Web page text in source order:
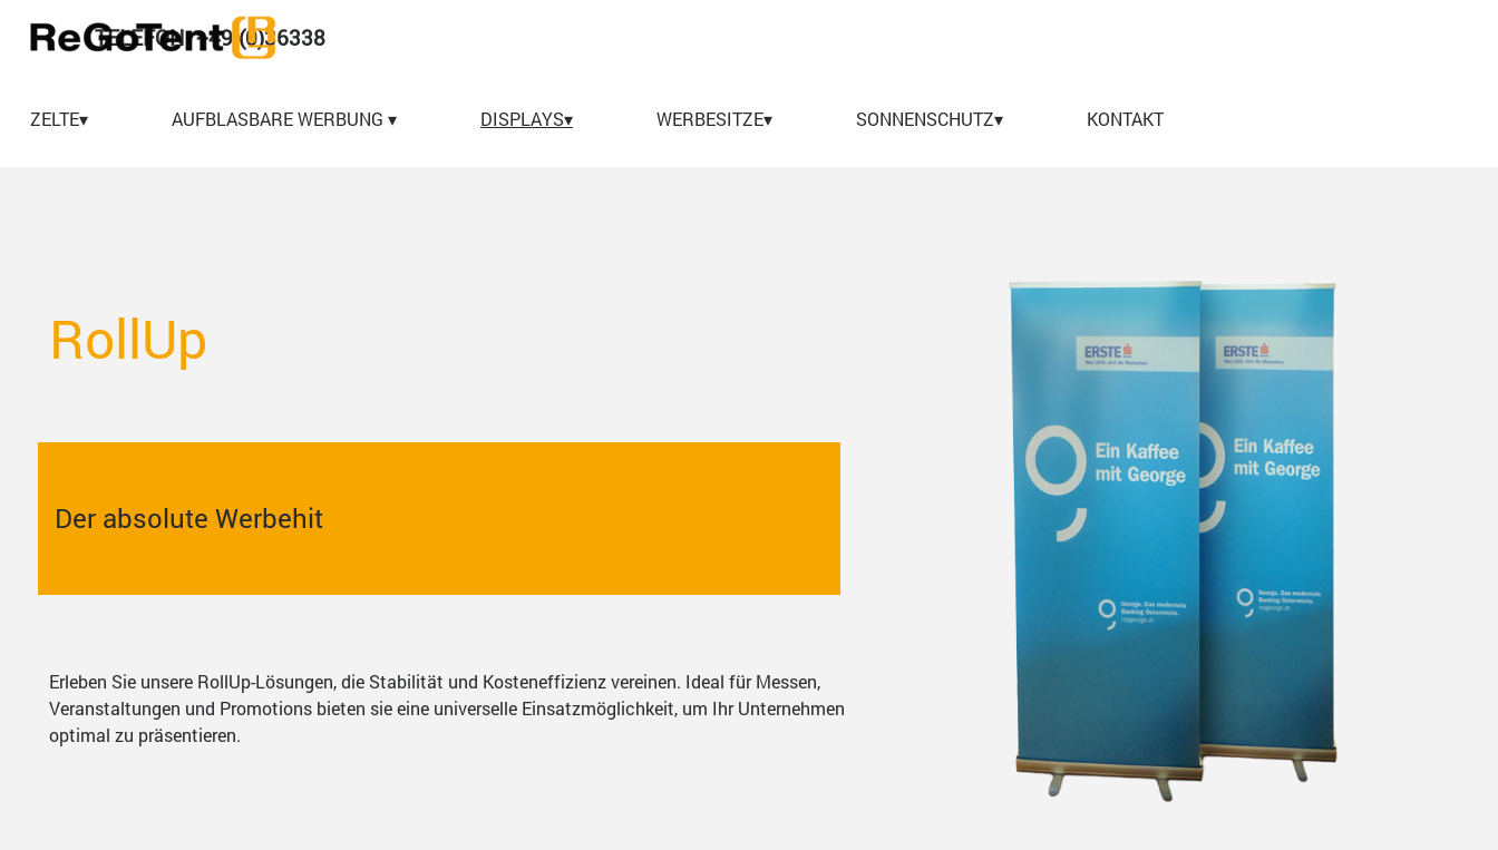
TELEFON: +49 (0)36338
578474
ZELTE▾ AUFBLASBARE WERBUNG ▾ DISPLAYS▾ WERBESITZE▾ SONNENSCHUTZ▾ KONTAKT
RollUp
Der absolute Werbehit
Erleben Sie unsere RollUp-Lösungen, die Stabilität und Kosteneffizienz vereinen. Ideal für Messen,
Veranstaltungen und Promotions bieten sie eine universelle Einsatzmöglichkeit, um Ihr Unternehmen
optimal zu präsentieren.